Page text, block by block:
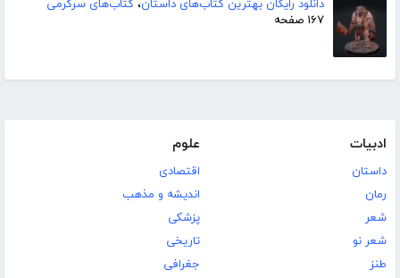
دانلود رایگان بهترین کتاب‌های داستان، کتاب‌های سرگرمی
۱۶۷ صفحه
ادبیات
داستان
رمان
شعر
شعر نو
طنز
علوم
اقتصادی
اندیشه و مذهب
پزشکی
تاریخی
جغرافی